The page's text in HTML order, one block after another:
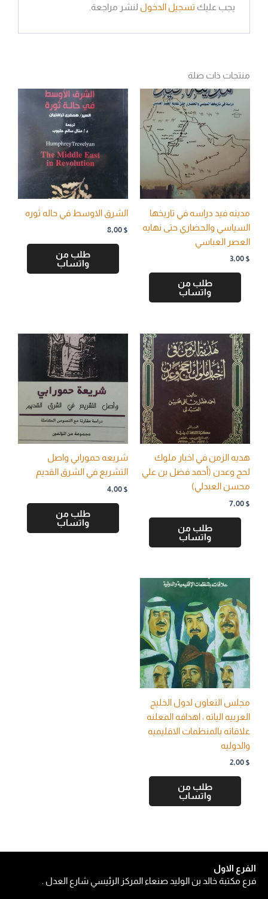
يجب عليك تسجيل الدخول لنشر مراجعة.
منتجات ذات صلة
مدينه فيد دراسه في تاريخها
السياسي والحضاري حتى نهايه
العصر العباسي
3,00 $
طلب من
واتساب
الشرق الاوسط في حاله ثوره
8,00 $
طلب من
واتساب
هديه الزمن في اخبار ملوك
لحج وعدن (أحمد فضل بن علي
محسن العبدلي)
7,00 $
طلب من
واتساب
شريعه حمورابي واصل
التشريع في الشرق القديم
4,00 $
طلب من
واتساب
مجلس التعاون لدول الخليج
العربيه الياته ، اهدافه المعلنه
علاقاته بالمنظمات الاقليميه
والدوليه
2,00 $
طلب من
واتساب
الفرع الاول
فرع مكتبة خالد بن الوليد صنعاء المركز الرئيسي شارع العدل .